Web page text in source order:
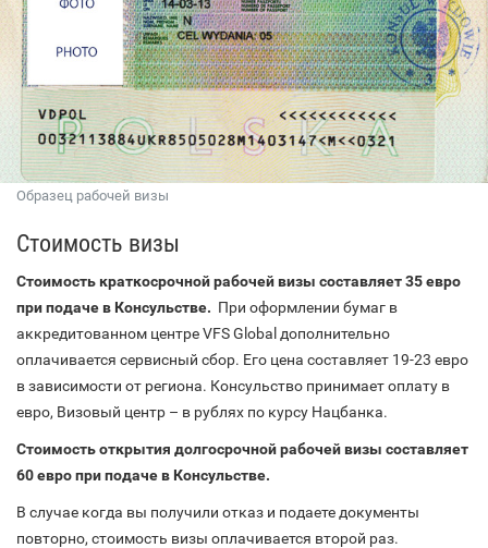
Образец рабочей визы
Стоимость визы
Стоимость краткосрочной рабочей визы составляет 35 евро
при подаче в Консульстве. При оформлении бумаг в
аккредитованном центре VFS Global дополнительно
оплачивается сервисный сбор. Его цена составляет 19-23 евро
в зависимости от региона. Консульство принимает оплату в
евро, Визовый центр – в рублях по курсу Нацбанка.
Стоимость открытия долгосрочной рабочей визы составляет
60 евро при подаче в Консульстве.
В случае когда вы получили отказ и подаете документы
повторно, стоимость визы оплачивается второй раз.